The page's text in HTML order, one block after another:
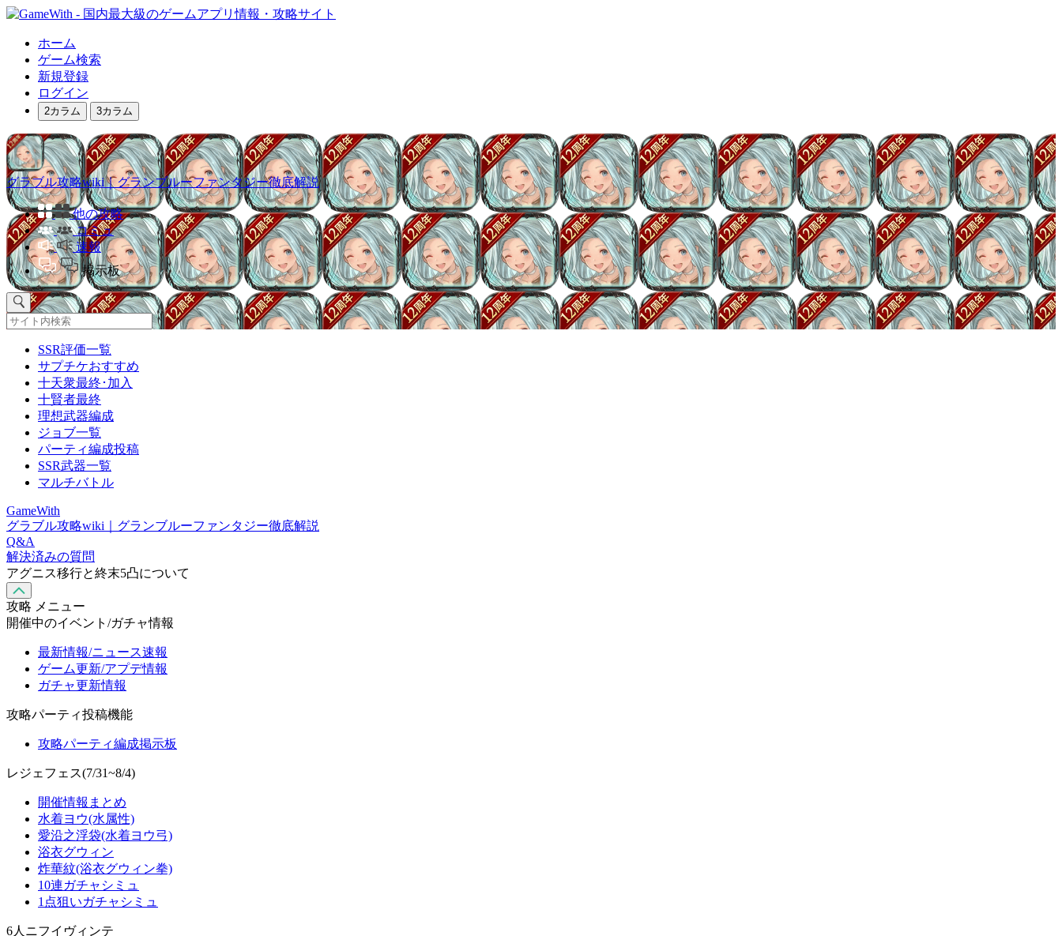
ホーム
ゲーム検索
新規登録
ログイン
2カラム 3カラム
グラブル攻略wiki｜グランブルーファンタジー徹底解説
他の攻略
コミュ
速報
掲示板
SSR評価一覧
サプチケおすすめ
十天衆最終･加入
十賢者最終
理想武器編成
ジョブ一覧
パーティ編成投稿
SSR武器一覧
マルチバトル
GameWith
グラブル攻略wiki｜グランブルーファンタジー徹底解説
Q&A
解決済みの質問
アグニス移行と終末5凸について
攻略 メニュー
開催中のイベント/ガチャ情報
最新情報/ニュース速報
ゲーム更新/アプデ情報
ガチャ更新情報
攻略パーティ投稿機能
攻略パーティ編成掲示板
レジェフェス(7/31~8/4)
開催情報まとめ
水着ヨウ(水属性)
愛沿之浮袋(水着ヨウ弓)
浴衣グウィン
炸華紋(浴衣グウィン拳)
10連ガチャシミュ
1点狙いガチャシミュ
6人ニフイヴィンテ